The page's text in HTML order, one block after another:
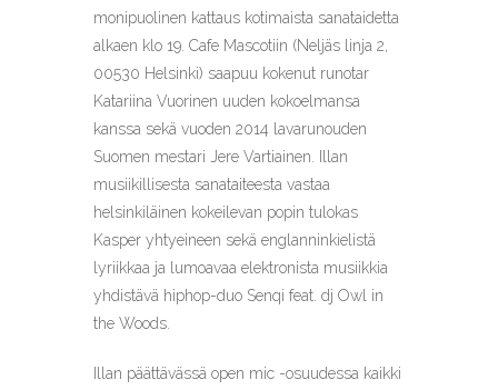
monipuolinen kattaus kotimaista sanataidetta
alkaen klo 19. Cafe Mascotiin (Neljäs linja 2,
00530 Helsinki) saapuu kokenut runotar
Katariina Vuorinen uuden kokoelmansa
kanssa sekä vuoden 2014 lavarunouden
Suomen mestari Jere Vartiainen. Illan
musiikillisesta sanataiteesta vastaa
helsinkiläinen kokeilevan popin tulokas
Kasper yhtyeineen sekä englanninkielistä
lyriikkaa ja lumoavaa elektronista musiikkia
yhdistävä hiphop-duo Senqi feat. dj Owl in
the Woods.
Illan päättävässä open mic -osuudessa kaikki